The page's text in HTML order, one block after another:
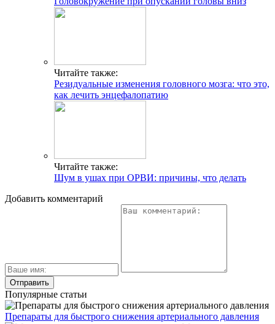
Читайте также:
Резидуальные изменения головного мозга: что это,
как лечить энцефалопатию
Читайте также:
Шум в ушах при ОРВИ: причины, что делать
Добавить комментарий
Популярные статьи
Препараты для быстрого снижения артериального давления